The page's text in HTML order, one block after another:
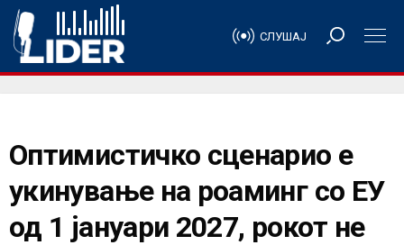
СЛУШАЈ
Оптимистичко сценарио е
укинување на роаминг со ЕУ
од 1 јануари 2027, рокот не